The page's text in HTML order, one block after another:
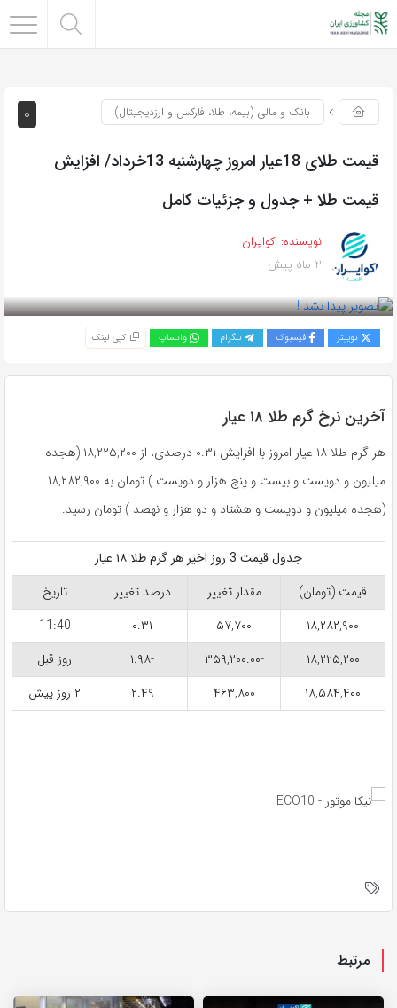
0 بانک و مالی (بیمه، طلا، فارکس و ارزدیجیتال)
قیمت طلای 18عیار امروز چهارشنبه 13خرداد/ افزایش
قیمت طلا + جدول و جزئیات کامل
نویسنده: اکوایران
2 ماه پیش
توییتر فیسبوک تلگرام واتساپ کپی لینک
آخرین نرخ گرم طلا ۱۸ عیار
هر گرم طلا ۱۸ عیار امروز با افزایش ۰.۳۱ درصدی، از ۱۸,۲۲۵,۲۰۰ (هجده
میلیون و دویست و بیست و پنج هزار و دویست ) تومان به ۱۸,۲۸۲,۹۰۰
(هجده میلیون و دویست و هشتاد و دو هزار و نهصد ) تومان رسید.
جدول قیمت 3 روز اخیر هر گرم طلا ۱۸ عیار
قیمت (تومان)
مقدار تغییر درصد تغییر
تاریخ
۱۸,۲۸۲,۹۰۰
۵۷,۷۰۰ ۰.۳۱
11:40
۱۸,۲۲۵,۲۰۰
-۳۵۹,۲۰۰.۰۰ -۱.۹۸
روز قبل
۱۸,۵۸۴,۴۰۰
۴۶۳,۸۰۰ ۲.۴۹ ۲ روز پیش
مرتبط